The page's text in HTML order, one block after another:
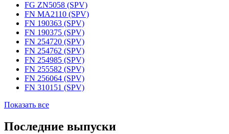
FG ZN5058 (SPV)
FN MA2110 (SPV)
FN 190363 (SPV)
FN 190375 (SPV)
FN 254720 (SPV)
FN 254762 (SPV)
FN 254985 (SPV)
FN 255582 (SPV)
FN 256064 (SPV)
FN 310151 (SPV)
Показать все
Последние выпуски